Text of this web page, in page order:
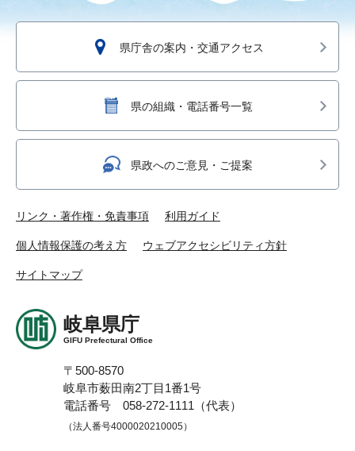
県庁舎の案内・交通アクセス
県の組織・電話番号一覧
県政へのご意見・ご提案
リンク・著作権・免責事項 利用ガイド
個人情報保護の考え方 ウェブアクセシビリティ方針
サイトマップ
岐阜県庁
GIFU Prefectural Office
〒500-8570
岐阜市薮田南2丁目1番1号
電話番号 058-272-1111（代表）
（法人番号4000020210005）